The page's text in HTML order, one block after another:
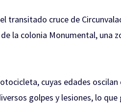
transitado cruce de
la colonia Monumental, una
cuyas edades oscilan
golpes y lesiones, lo